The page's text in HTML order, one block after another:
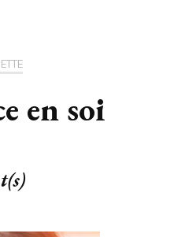
en soi